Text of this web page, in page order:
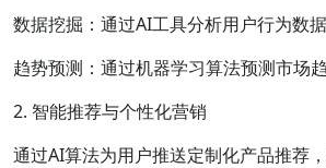
数据挖掘：通过AI工具分析用户行为数据
趋势预测：通过机器学习算法预测市场
2. 智能推荐与个性化营销
通过AI算法为用户推送定制化产品推荐